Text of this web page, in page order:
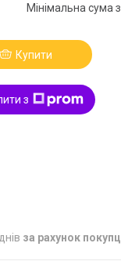
Мінімальна сума
Купити
з
за рахунок